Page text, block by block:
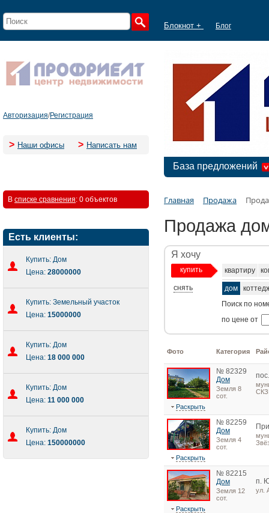
Блокнот + Блог
Авторизация/Регистрация
> Наши офисы > Написать нам
База предложений
В списке сравнения: 0 объектов
Есть клиенты:
Купить: Дом
Цена: 28000000
Купить: Земельный участок
Цена: 15000000
Купить: Дом
Цена: 18 000 000
Купить: Дом
Цена: 11 000 000
Купить: Дом
Цена: 150000000
Главная Продажа
Продажа
Я хочу
купить
снять
квартиру
дом
Поиск по
по цене от
Фото Категория
№ 82329
Дом
Земля 8
сот.
Раскрыть
№ 82259
Дом
Земля 4
сот.
Раскрыть
№ 82215
Дом
Земля 12
сот.
п.
ул.
Раскрыть